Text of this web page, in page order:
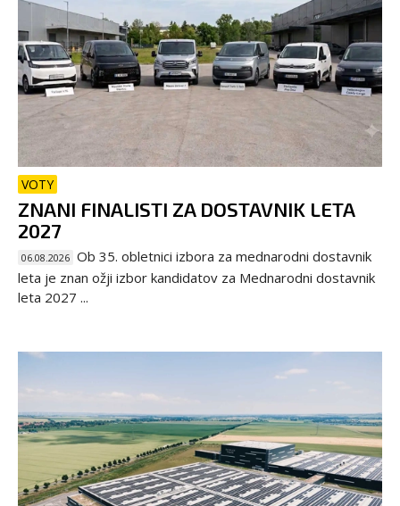
VOTY
ZNANI FINALISTI ZA DOSTAVNIK LETA
2027
06.08.2026 Ob 35. obletnici izbora za mednarodni dostavnik
leta je znan ožji izbor kandidatov za Mednarodni dostavnik
leta 2027 ...